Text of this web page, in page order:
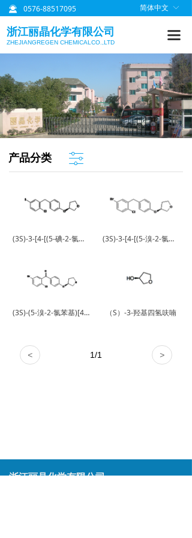
浙江丽晶化学有限公司
ZHEJIANGREGEN CHEMICALCO.,LTD
끀
首页
关于丽晶
质量管理
研发信息
ꀅ
简体中文
끤 0576-88517095
产品分类 ꀒ
(3S)-3-[4-[(5-碘-2-氯苯基)甲基]苯氧基]四氢呋喃 (3S)-3-[4-[(5-溴-2-氯苯基)甲基]苯氧基]四氢呋喃
(3S)-(5-溴-2-氯苯基)[4-[[(3S)-四氢-3-呋喃基]氧基]苯基]甲酮 （S）-3-羟基四氢呋喃
< >
1/1
浙江丽晶化学有限公司